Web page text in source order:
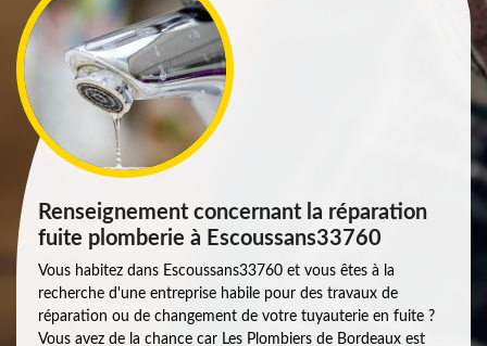
Renseignement concernant la réparation
fuite plomberie à Escoussans33760
Vous habitez dans Escoussans33760 et vous êtes à la
recherche d'une entreprise habile pour des travaux de
réparation ou de changement de votre tuyauterie en fuite ?
Vous avez de la chance car Les Plombiers de Bordeaux est